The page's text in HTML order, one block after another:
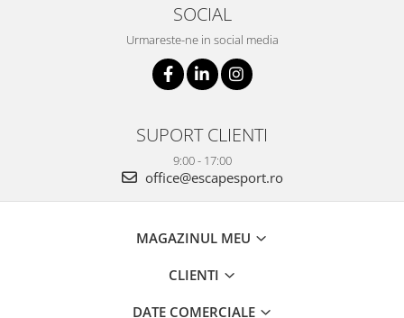
SOCIAL
Urmareste-ne in social media
SUPORT CLIENTI
9:00 - 17:00
office@escapesport.ro
MAGAZINUL MEU
CLIENTI
DATE COMERCIALE